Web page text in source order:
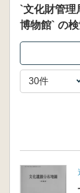
`文化財管理
博物館` の